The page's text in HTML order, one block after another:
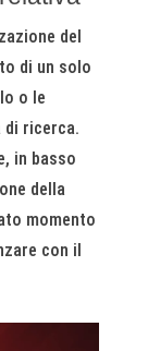
del
di un solo
o le
di ricerca.
in basso
della
momento
con il